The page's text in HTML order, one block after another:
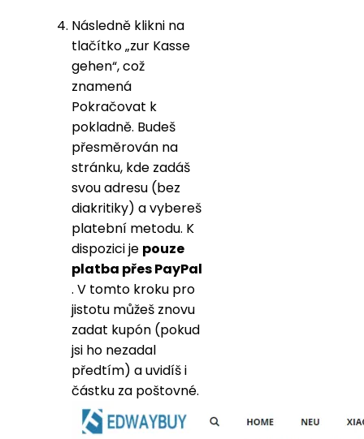
Následně klikni na
tlačítko „zur Kasse
gehen“, což
znamená
Pokračovat k
pokladně. Budeš
přesměrován na
stránku, kde zadáš
svou adresu (bez
diakritiky) a vybereš
platební metodu. K
dispozici je pouze
platba přes PayPal
. V tomto kroku pro
jistotu můžeš znovu
zadat kupón (pokud
jsi ho nezadal
předtím) a uvidíš i
částku za poštovné.